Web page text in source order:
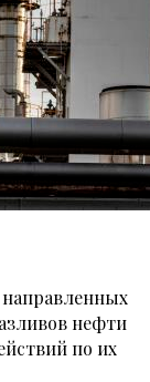
нефти
по их